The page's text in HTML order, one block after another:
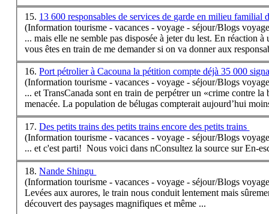
15. 13 600 responsables de services de garde en milieu familial
(Information tourisme - vacances - voyage - séjour/Blogs
... mais elle ne semble pas disposée à jeter du lest. En réaction
vous êtes entrain de me demander si on va donner aux
16.Port pétrolier à Cacouna la pétition compte déjà 35 000
(Information tourisme - vacances - voyage - séjour/Blogs
... et TransCanada sont entrain de perpétrer un «crime contre la
menacée. La population de bélugas compterait aujourd’hui
17.Des petits trains des petits trains encore des petits trains
(Information tourisme - vacances - voyage - séjour/Blogs
... et c'est parti! Nous voici dans nConsultez la source sur En-
18.Nande Shingu
(Information tourisme - vacances - voyage - séjour/Blogs
Levées aux aurores, letrain nous conduit lentement mais
découvert des paysages magnifiques et même ...